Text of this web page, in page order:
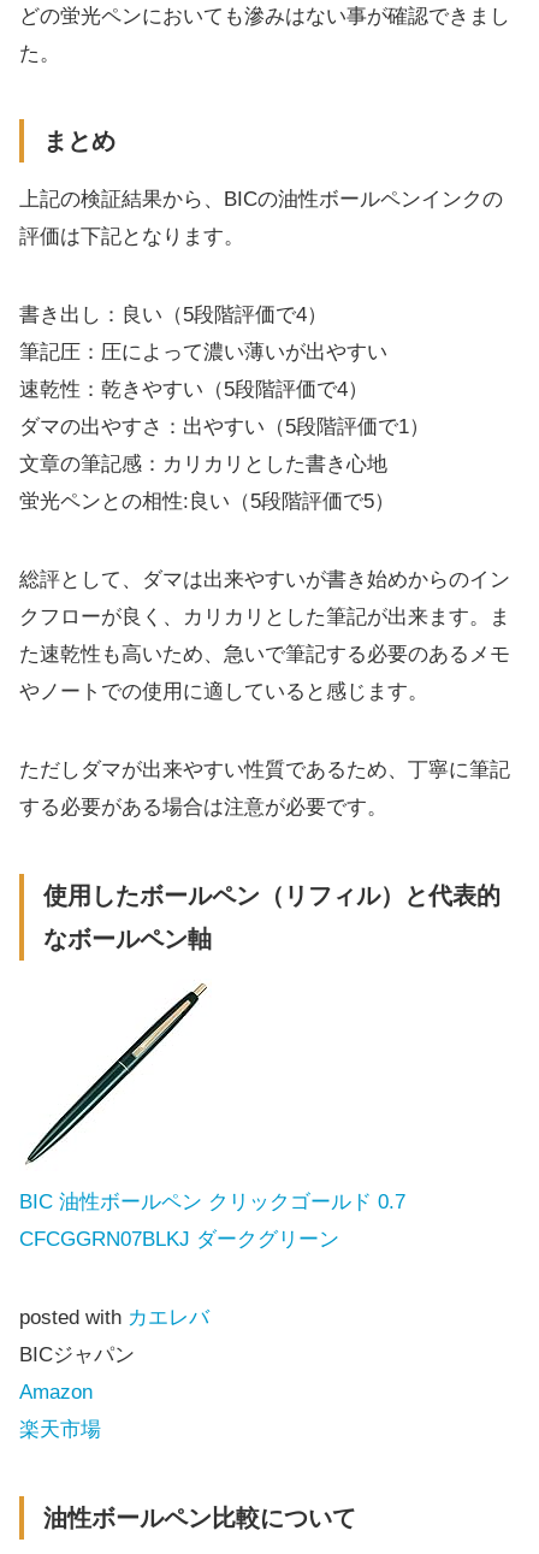
どの蛍光ペンにおいても滲みはない事が確認できまし
た。
まとめ
上記の検証結果から、BICの油性ボールペンインクの
評価は下記となります。
書き出し：良い（5段階評価で4）
筆記圧：圧によって濃い薄いが出やすい
速乾性：乾きやすい（5段階評価で4）
ダマの出やすさ：出やすい（5段階評価で1）
文章の筆記感：カリカリとした書き心地
蛍光ペンとの相性:良い（5段階評価で5）
総評として、ダマは出来やすいが書き始めからのイン
クフローが良く、カリカリとした筆記が出来ます。ま
た速乾性も高いため、急いで筆記する必要のあるメモ
やノートでの使用に適していると感じます。
ただしダマが出来やすい性質であるため、丁寧に筆記
する必要がある場合は注意が必要です。
使用したボールペン（リフィル）と代表的
なボールペン軸
BIC 油性ボールペン クリックゴールド 0.7
CFCGGRN07BLKJ ダークグリーン
posted with カエレバ
BICジャパン
Amazon
楽天市場
油性ボールペン比較について